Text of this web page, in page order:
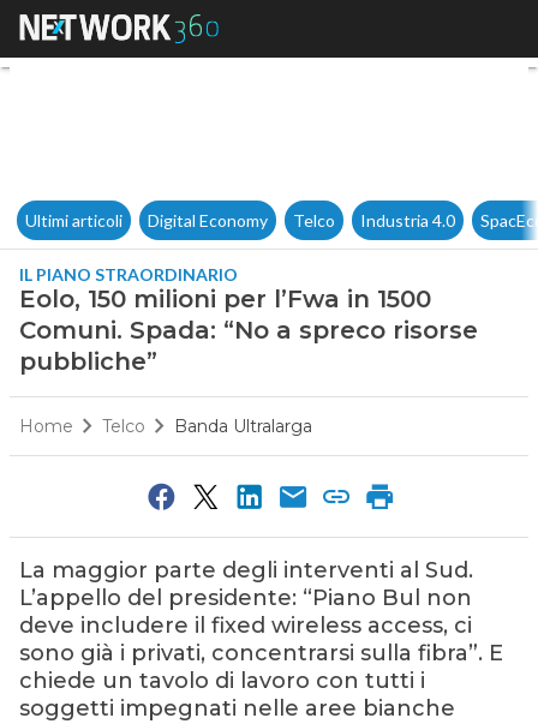
Eolo, 150 milioni per l’Fwa in
Ultimi articoli Digital Economy Telco Industria 4.0
IL PIANO STRAORDINARIO
Eolo, 150 milioni per l’Fwa in 1500
Comuni. Spada: “No a spreco risorse
pubbliche”
Home Telco Banda Ultralarga
La maggior parte degli interventi al Sud.
L’appello del presidente: “Piano Bul non
deve includere il fixed wireless access, ci
sono già i privati, concentrarsi sulla fibra”. E
chiede un tavolo di lavoro con tutti i
soggetti impegnati nelle aree bianche